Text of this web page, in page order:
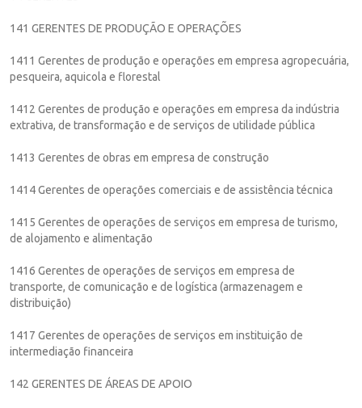
141 GERENTES DE PRODUÇÃO E OPERAÇÕES
1411 Gerentes de produção e operações em empresa agropecuária,
pesqueira, aquicola e florestal
1412 Gerentes de produção e operações em empresa da indústria
extrativa, de transformação e de serviços de utilidade pública
1413 Gerentes de obras em empresa de construção
1414 Gerentes de operações comerciais e de assistência técnica
1415 Gerentes de operações de serviços em empresa de turismo,
de alojamento e alimentação
1416 Gerentes de operações de serviços em empresa de
transporte, de comunicação e de logística (armazenagem e
distribuição)
1417 Gerentes de operações de serviços em instituição de
intermediação financeira
142 GERENTES DE ÁREAS DE APOIO